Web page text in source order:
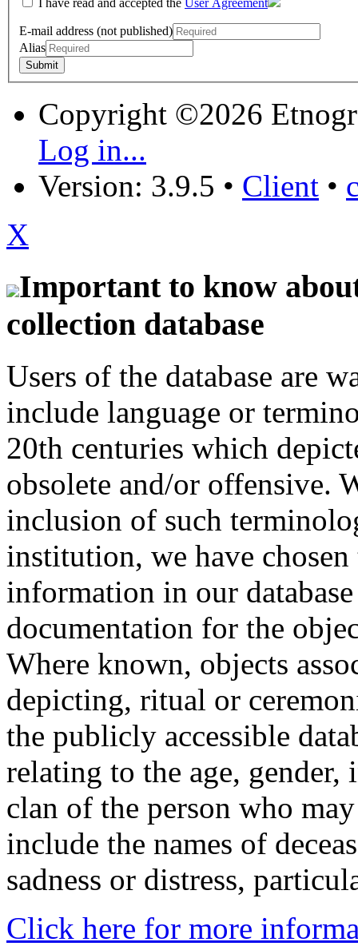
I have read and accepted the User Agreement
E-mail address (not published)
Alias
Copyright ©2026
Log in...
Version: 3.9.5 • Client •
X
Important to know
collection database
Users of the database are
include language or
20th centuries which
obsolete and/or offensive.
inclusion of such
institution, we have
information in our
documentation for the
Where known, objects
depicting, ritual or
the publicly accessible
relating to the age,
clan of the person who
include the names of
sadness or distress,
Click here for more